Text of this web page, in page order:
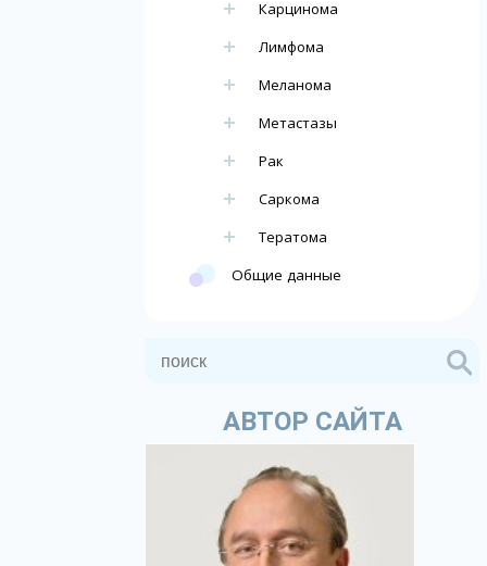
Карцинома
Лимфома
Меланома
Метастазы
Рак
Саркома
Тератома
Общие данные
АВТОР САЙТА